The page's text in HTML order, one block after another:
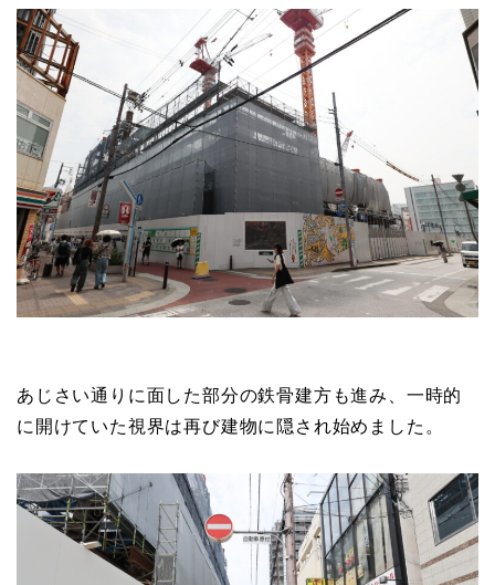
あじさい通りに面した部分の鉄骨建方も進み、一時的
に開けていた視界は再び建物に隠され始めました。